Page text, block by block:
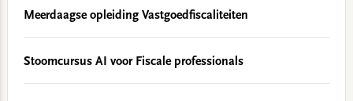
Meerdaagse opleiding Vastgoedfiscaliteiten
Stoomcursus AI voor Fiscale professionals